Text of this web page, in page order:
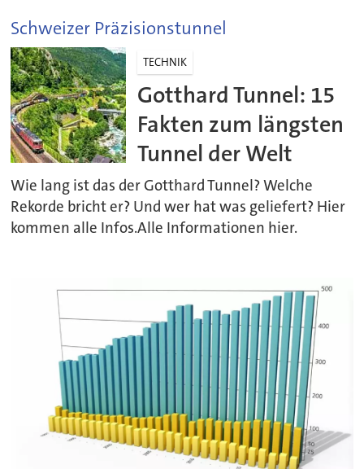
Schweizer Präzisionstunnel
TECHNIK
Gotthard Tunnel: 15
Fakten zum längsten
Tunnel der Welt
Wie lang ist das der Gotthard Tunnel? Welche
Rekorde bricht er? Und wer hat was geliefert? Hier
kommen alle Infos.Alle Informationen hier.